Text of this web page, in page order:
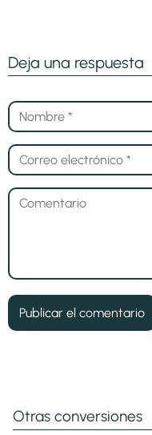
Deja una respuesta
Otras conversiones